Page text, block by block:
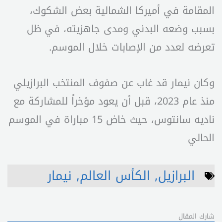
المقامة في أميركا الشمالية بعض الشكوك،
بسبب وضعه البدني ومدى جاهزيته، في ظل
تعرضه لعدد من الإصابات خلال الموسم.
وكان نيمار قد غاب عن صفوف المنتخب البرازيلي
منذ عام 2023، قبل أن يعود مؤخراً للمشاركة مع
ناديه سانتوس، حيث خاض 15 مباراة في الموسم
الحالي
البرازيل, الكأس العالم, نيمار
شارك المقال